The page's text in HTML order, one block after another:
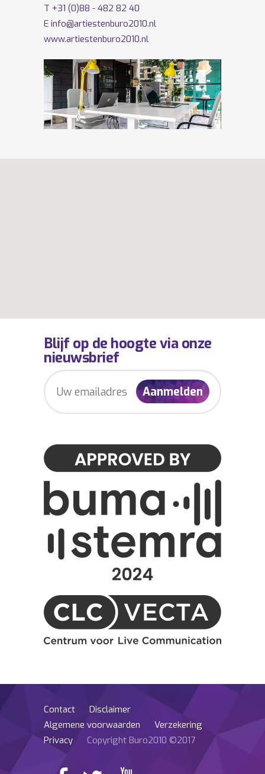
T +31 (0)88 - 482 82 40
E info@artiestenburo2010.nl
www.artiestenburo2010.nl
Volg ons ook opFacebookenTwitter
Blijf op de hoogte via onze
nieuwsbrief
Contact
Disclaimer
Algemene voorwaarden
Verzekering
Privacy
Copyright Buro2010 ©2017